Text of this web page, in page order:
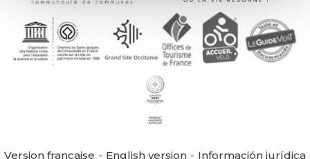
Version française English version Información jurídica